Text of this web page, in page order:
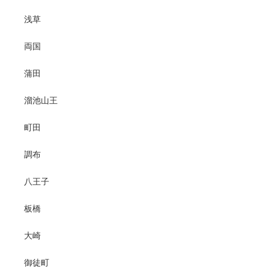
浅草
両国
蒲田
溜池山王
町田
調布
八王子
板橋
大崎
御徒町